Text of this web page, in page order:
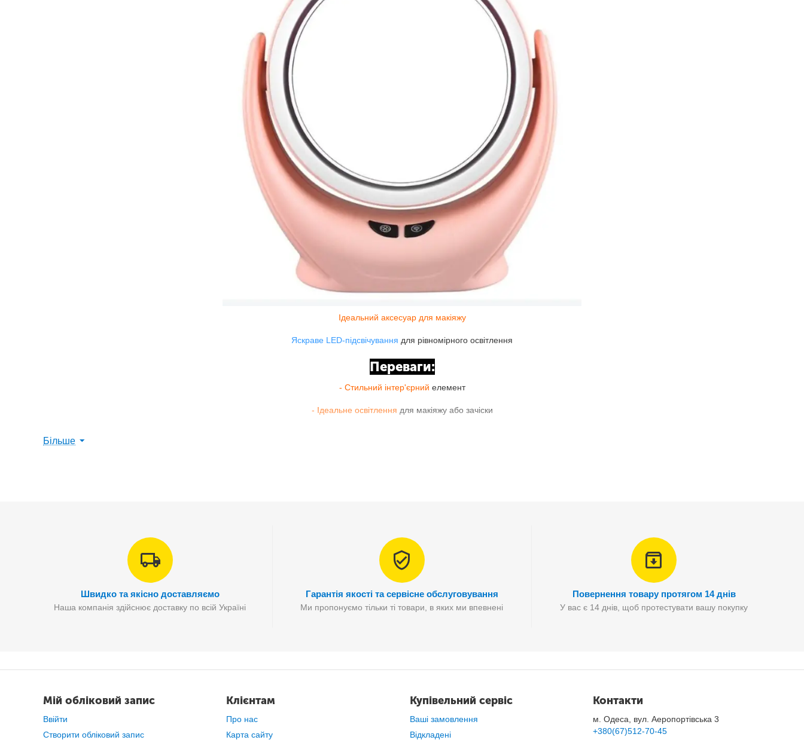
Ідеальний аксесуар для макіяжу
Яскраве LED-підсвічування для рівномірного освітлення
Переваги:
- Стильний інтер'єрний елемент
- Ідеальне освітлення для макіяжу або зачіски
- Чудовий подарунок для близьких
Більше
Швидко та якісно доставляємо
Наша компанія здійснює доставку по всій Україні
Гарантія якості та сервісне обслуговування
Ми пропонуємо тільки ті товари, в яких ми впевнені
Повернення товару протягом 14 днів
У вас є 14 днів, щоб протестувати вашу покупку
Мій обліковий запис
Ввійти
Створити обліковий запис
Клієнтам
Про нас
Карта сайту
Купівельний сервіс
Ваші замовлення
Відкладені
Контакти
м. Одеса, вул. Аеропортівська 3
+380(67)512-70-45